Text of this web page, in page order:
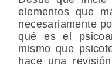
elementos que
necesariamente
qué es el
mismo que
hace una